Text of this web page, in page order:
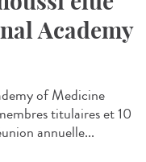
Academy
of Medicine
titulaires et 10
annuelle...